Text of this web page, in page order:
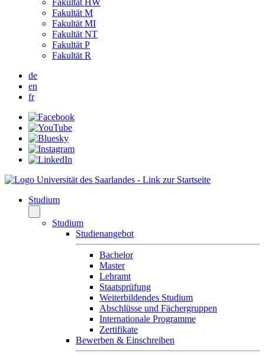
Fakultät HW
Fakultät M
Fakultät MI
Fakultät NT
Fakultät P
Fakultät R
de
en
fr
Studium
Studium
Studienangebot
Bachelor
Master
Lehramt
Staatsprüfung
Weiterbildendes Studium
Abschlüsse und Fächergruppen
Internationale Programme
Zertifikate
Bewerben & Einschreiben